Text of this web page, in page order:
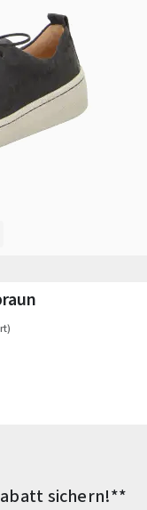
sichern!**